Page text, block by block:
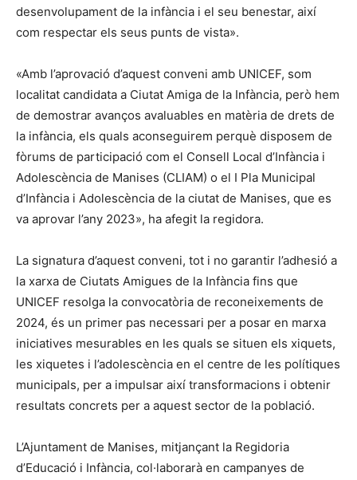
desenvolupament de la infància i el seu benestar, així
com respectar els seus punts de vista».
«Amb l’aprovació d’aquest conveni amb UNICEF, som
localitat candidata a Ciutat Amiga de la Infància, però hem
de demostrar avanços avaluables en matèria de drets de
la infància, els quals aconseguirem perquè disposem de
fòrums de participació com el Consell Local d’Infància i
Adolescència de Manises (CLIAM) o el I Pla Municipal
d’Infància i Adolescència de la ciutat de Manises, que es
va aprovar l’any 2023», ha afegit la regidora.
La signatura d’aquest conveni, tot i no garantir l’adhesió a
la xarxa de Ciutats Amigues de la Infància fins que
UNICEF resolga la convocatòria de reconeixements de
2024, és un primer pas necessari per a posar en marxa
iniciatives mesurables en les quals se situen els xiquets,
les xiquetes i l’adolescència en el centre de les polítiques
municipals, per a impulsar així transformacions i obtenir
resultats concrets per a aquest sector de la població.
L’Ajuntament de Manises, mitjançant la Regidoria
d’Educació i Infància, col·laborarà en campanyes de